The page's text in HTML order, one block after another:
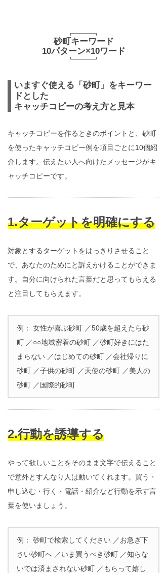
砂町キーワード
10パターン×10ワード
いますぐ使える「砂町」をキーワー
ドとした
キャッチコピーの考え方と見本
キャッチコピーを作るときのポイントと、砂町
を使ったキャッチコピー例を項目ごとに10個紹
介します。伝えたい人へ向けたメッセージがキ
ャッチコピーです。
1.ターゲットを明確にする
対象とするターゲットをはっきりさせること
で、あなたのためにと訴えかけることができま
す。自分に向けられた言葉だと思ってもらえる
と注目してもらえます。
例： 女性が喜ぶ砂町 ／50歳を超えたら砂
町 ／○○地域密着の砂町 ／砂町好きにはた
まらない ／はじめての砂町 ／会社帰りに
砂町 ／子供の砂町 ／天使の砂町 ／美人の
砂町 ／国際的砂町
2.行動を誘導する
やって欲しいことをそのまま文字で伝えること
で意外とすんなり人は動いてくれます。買う・
申し込む・行く・電話・紹介など行動を示す言
葉を使いましょう。
例： 砂町で検索してください ／お急ぎ下
さい砂町へ ／いま買うべき砂町 ／知らな
いでは済まされない砂町 ／もらって嬉し